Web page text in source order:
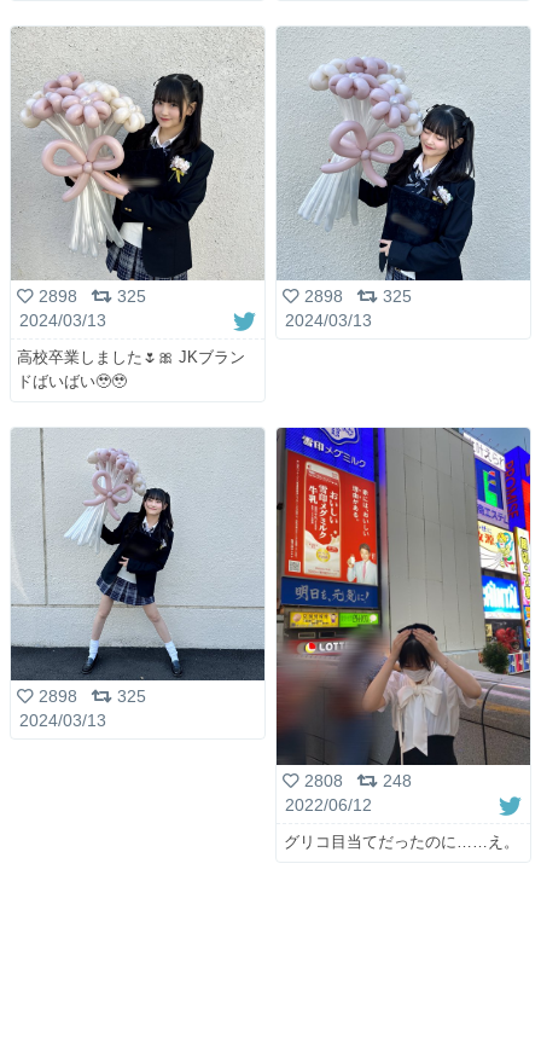
2898
325
2024/03/13
高校卒業しました🌷🎀 JKブラン
ドばいばい🥹🥹
2898
325
2024/03/13
2898
325
2024/03/13
2808
248
2022/06/12
グリコ目当てだったのに……え。